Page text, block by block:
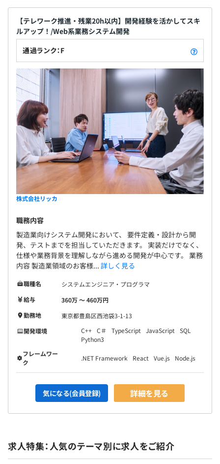
各種社会保険完備
（雇用保険・労災保険・健康保険・厚生年金保険）
無期雇用
試用期間6ヶ月(期間中、条件に差異なし)
【テレワーク推進・残業20h以内】開発経験を活かしてスキ
ルアップ！/Web系業務システム開発
通過ランク：F
株式会社リッカ
職務内容
製造業向けシステム開発において、 要件定義・設計から開
発、テストまでを担当していただきます。 実装だけでなく、
仕様や業務背景を理解しながら進める開発が中心です。 業務
内容 製造業領域のお客様... 詳しく見る
職種名
システムエンジニア・プログラマ
給与
360万 〜 460万円
勤務地
東京都豊島区西池袋3-1-13
開発環境
C++ C＃ TypeScript JavaScript
SQL
Python3
フレームワー
ク
.NET Framework React Vue.js Node.js
気になる(会員登録) 詳細を見る
求人特集：人気のテーマ別に求人をご紹介